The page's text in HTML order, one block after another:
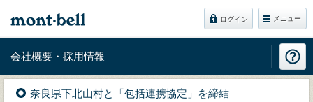
ログイン メニュー
会社概要・採用情報
奈良県下北山村と「包括連携協定」を締結